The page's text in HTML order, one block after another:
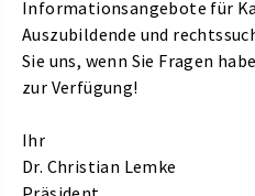
Informationsangebote für
Auszubildende und
Sie uns, wenn Sie Fragen
zur Verfügung!
Ihr
Dr. Christian Lemke